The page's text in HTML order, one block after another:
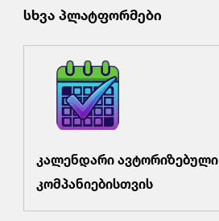
სხვა პლატფორმები
კალენდარი ავტორიზებული
კომპანიებისთვის